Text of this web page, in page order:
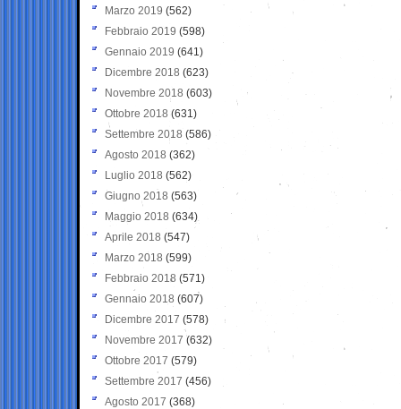
Marzo 2019 (562)
Febbraio 2019 (598)
Gennaio 2019 (641)
Dicembre 2018 (623)
Novembre 2018 (603)
Ottobre 2018 (631)
Settembre 2018 (586)
Agosto 2018 (362)
Luglio 2018 (562)
Giugno 2018 (563)
Maggio 2018 (634)
Aprile 2018 (547)
Marzo 2018 (599)
Febbraio 2018 (571)
Gennaio 2018 (607)
Dicembre 2017 (578)
Novembre 2017 (632)
Ottobre 2017 (579)
Settembre 2017 (456)
Agosto 2017 (368)